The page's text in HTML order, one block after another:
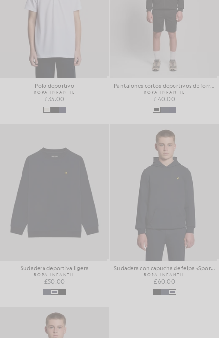
Polo deportivo
ROPA INFANTIL
£35.00
Pantalones cortos deportivos de forro polar con diseño «brushback»
ROPA INFANTIL
£40.00
Sudadera deportiva ligera
ROPA INFANTIL
£50.00
Sudadera con capucha de felpa «Sports Brushback»
ROPA INFANTIL
£60.00